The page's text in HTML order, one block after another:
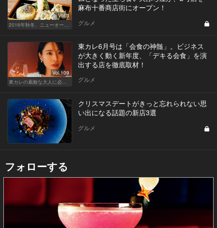
Vol.3
麻布十番商店街にオープン！
グルメ
Vol.109
東カレ6月号は「会食の神髄」。ビジネス
が大きく動く新年度、「デキる会食」を演
出する店を徹底取材！
グルメ
クリスマスデートがきっと忘れられない思
い出になる話題の新店3選
グルメ
フォローする